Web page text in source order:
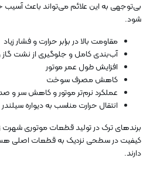
بی‌توجهی به این علائم می‌تواند باعث
شود.
مقاومت بالا در برابر حرارت و فشار زیاد
آب‌بندی کامل و جلوگیری از نشت
افزایش طول عمر موتور
کاهش مصرف سوخت
عملکرد نرم‌تر موتور و کاهش سر و
انتقال حرارت مناسب به دیواره سیلندر
برندهای ترک در تولید قطعات موتوری شهرت
کیفیت در سطحی نزدیک به قطعات اصلی
دارند.